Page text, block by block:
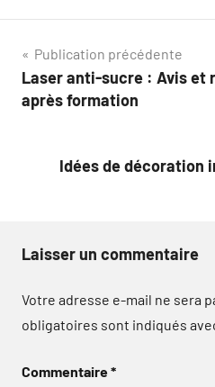
Navigation
de
Publication précédente
Laser anti-sucre : Avis et
après formation
Idées de décoration
Laisser un commentaire
Votre adresse e-mail ne sera
obligatoires sont indiqués
Commentaire*